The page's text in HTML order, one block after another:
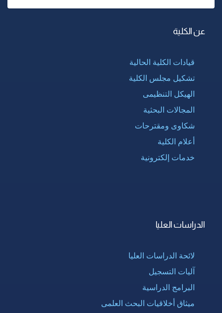
عن الكلية
قيادات الكلية الحالية
تشكيل مجلس الكلية
الهيكل التنظيمى
المجالات البحثية
شكاوى ومقترحات
أعلام الكلية
خدمات إلكترونية
الدراسات العليا
لائحة الدراسات العليا
آليات التسجيل
البرامج الدراسية
ميثاق أخلاقيات البحث العلمى